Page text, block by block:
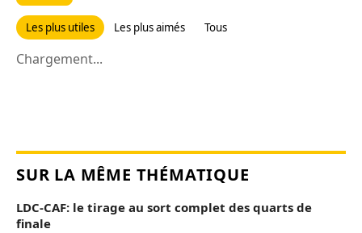
Les plus utiles Les plus aimés Tous
Chargement...
SUR LA MÊME THÉMATIQUE
LDC-CAF: le tirage au sort complet des quarts de
finale